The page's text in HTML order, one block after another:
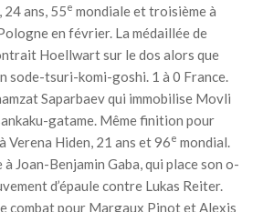
ans, 55e mondiale et troisième à
en février. La médaillée de
Hoellwart sur le dos alors que
sode-tsuri-komi-goshi. 1 à 0 France.
Saparbaev qui immobilise Movli
gatame. Même finition pour
Verena Hiden, 21 ans et 96e mondial.
à Joan-Benjamin Gaba, qui place son o-
d’épaule contre Lukas Reiter.
combat pour Margaux Pinot et Alexis